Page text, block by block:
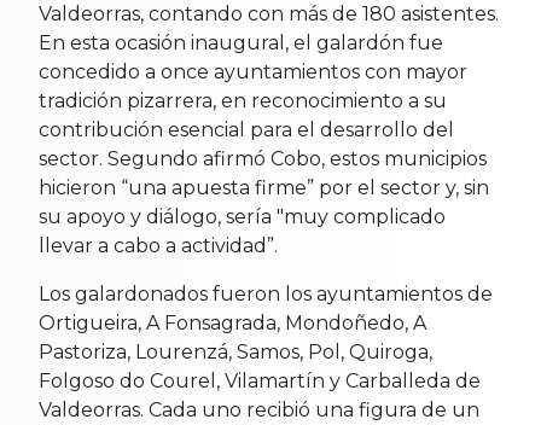
Valdeorras, contando con más de 180 asistentes.
En esta ocasión inaugural, el galardón fue
concedido a once ayuntamientos con mayor
tradición pizarrera, en reconocimiento a su
contribución esencial para el desarrollo del
sector. Segundo afirmó Cobo, estos municipios
hicieron “una apuesta firme” por el sector y, sin
su apoyo y diálogo, sería "muy complicado
llevar a cabo a actividad”.
Los galardonados fueron los ayuntamientos de
Ortigueira, A Fonsagrada, Mondoñedo, A
Pastoriza, Lourenzá, Samos, Pol, Quiroga,
Folgoso do Courel, Vilamartín y Carballeda de
Valdeorras. Cada uno recibió una figura de un